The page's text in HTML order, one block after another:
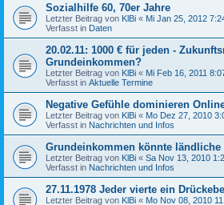
Sozialhilfe 60, 70er Jahre
Letzter Beitrag von KlBi « Mi Jan 25, 2012
Verfasst in Daten
20.02.11: 1000 € für jeden -
Grundeinkommen?
Letzter Beitrag von KlBi « Mi Feb 16, 2011
Verfasst in Aktuelle Termine
Negative Gefühle dominieren
Letzter Beitrag von KlBi « Mo Dez 27, 2010
Verfasst in Nachrichten und Infos
Grundeinkommen könnte
Letzter Beitrag von KlBi « Sa Nov 13, 2010
Verfasst in Nachrichten und Infos
27.11.1978 Jeder vierte ein
Letzter Beitrag von KlBi « Mo Nov 08, 2010